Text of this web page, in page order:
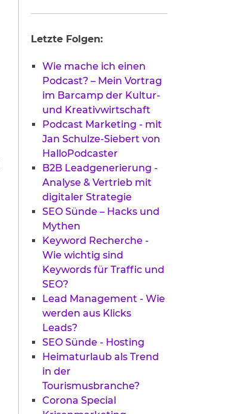
Letzte Folgen:
Wie mache ich einen
Podcast? – Mein Vortrag
im Barcamp der Kultur-
und Kreativwirtschaft
Podcast Marketing - mit
Jan Schulze-Siebert von
HalloPodcaster
B2B Leadgenerierung -
Analyse & Vertrieb mit
digitaler Strategie
SEO Sünde – Hacks und
Mythen
Keyword Recherche -
Wie wichtig sind
Keywords für Traffic und
SEO?
Lead Management - Wie
werden aus Klicks
Leads?
SEO Sünde - Hosting
Heimaturlaub als Trend
in der
Tourismusbranche?
Corona Special